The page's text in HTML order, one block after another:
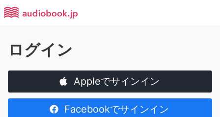
ログイン
Appleでサインイン
Facebookでサインイン